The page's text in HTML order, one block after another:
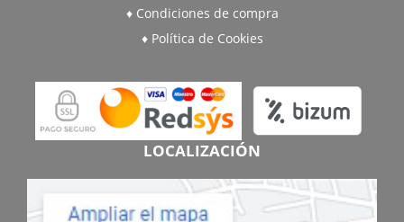
Condiciones de compra
Política de Cookies
LOCALIZACIÓN